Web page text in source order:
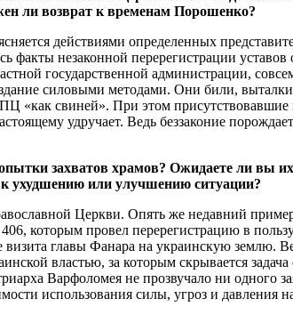
ли возврат к временам Порошенко?
действиями определенных
факты незаконной перерегистрации
государственной администрации,
силовыми методами. Они били,
«как свиней». При этом присутствовавшие
удручает. Ведь беззаконие
захватов храмов? Ожидаете ли вы
к ухудшению или улучшению ситуации?
Церкви. Опять же недавний
которым провел перерегистрацию в
главы Фанара на украинскую землю.
властью, за которым скрывается
Варфоломея не прозвучало ни одного
использования силы, угроз и